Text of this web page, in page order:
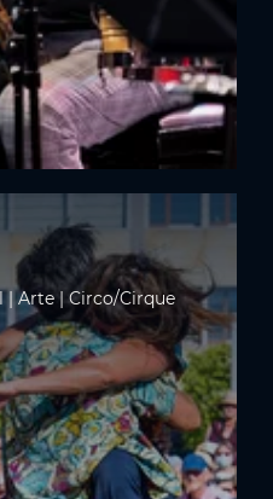
| Arte | Circo/Cirque